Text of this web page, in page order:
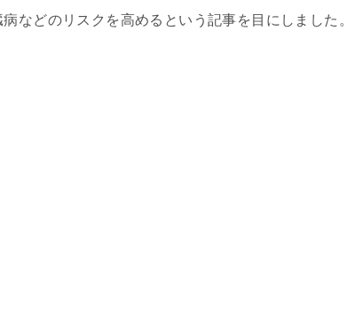
などのリスクを高めるという記事を目にしました。